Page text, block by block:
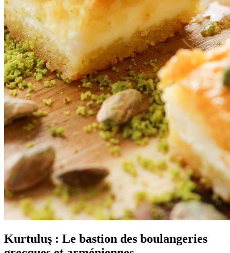
Kurtuluş : Le bastion des boulangeries